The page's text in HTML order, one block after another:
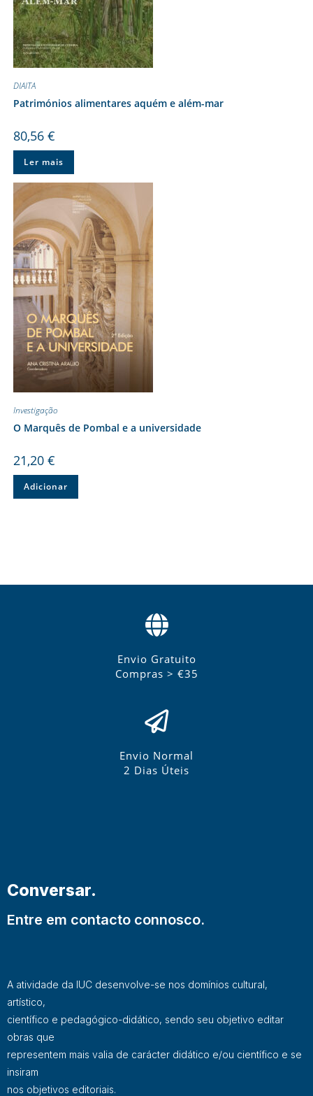
DIAITA
Patrimónios alimentares aquém e além-mar
80,56 €
Ler mais
Investigação
O Marquês de Pombal e a universidade
21,20 €
Adicionar
Envio Gratuito
Compras > €35
Envio Normal
2 Dias Úteis
Conversar.
Entre em contacto connosco.
A atividade da IUC desenvolve-se nos domínios cultural,
artístico,
científico e pedagógico-didático, sendo seu objetivo editar
obras que
representem mais valia de carácter didático e/ou científico e se
insiram
nos objetivos editoriais.